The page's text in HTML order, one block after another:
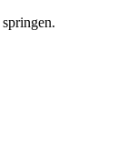
springen.